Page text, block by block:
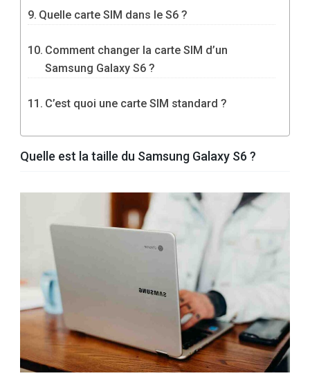
Quelle carte SIM dans le S6 ?
Comment changer la carte SIM d’un
Samsung Galaxy S6 ?
C’est quoi une carte SIM standard ?
Quelle est la taille du Samsung Galaxy S6 ?